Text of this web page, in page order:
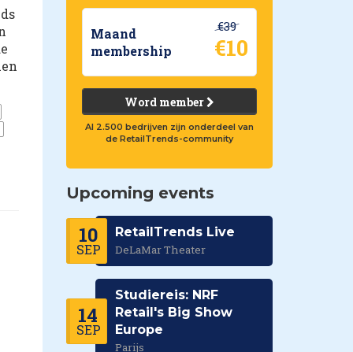
Maand
membership
€39
€10
Word member
Al 2.500 bedrijven zijn onderdeel van
de RetailTrends-community
Upcoming events
10
SEP
RetailTrends Live
DeLaMar Theater
14
SEP
Studiereis: NRF
Retail's Big Show
Europe
Parijs